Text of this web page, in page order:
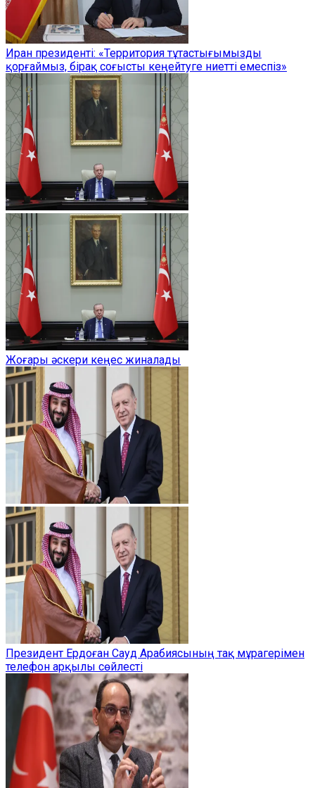
Иран президенті: «Территория тұтастығымызды
қорғаймыз, бірақ соғысты кеңейтуге ниетті емеспіз»
Жоғары әскери кеңес жиналады
Президент Ердоған Сауд Арабиясының тақ мұрагерімен
телефон арқылы сөйлесті